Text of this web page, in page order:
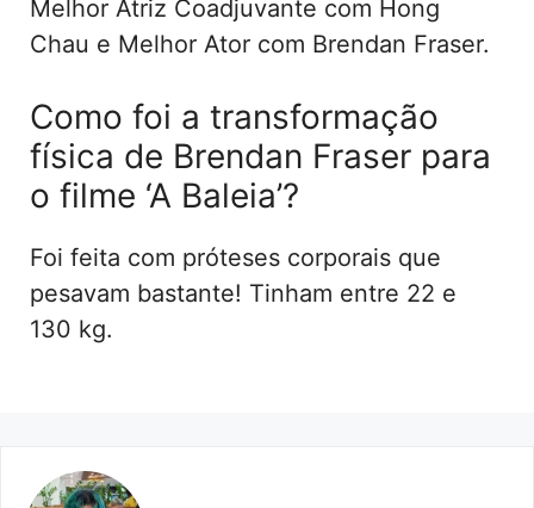
Melhor Atriz Coadjuvante com Hong
Chau e Melhor Ator com Brendan Fraser.
Como foi a transformação
física de Brendan Fraser para
o filme ‘A Baleia’?
Foi feita com próteses corporais que
pesavam bastante! Tinham entre 22 e
130 kg.